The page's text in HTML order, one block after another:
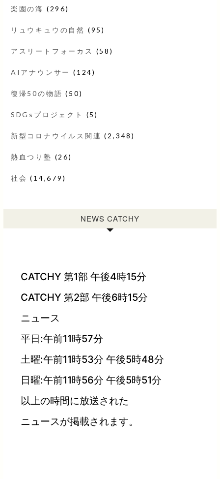
楽園の海 (296)
リュウキュウの自然 (95)
アスリートフォーカス (58)
AIアナウンサー (124)
復帰50の物語 (50)
SDGsプロジェクト (5)
新型コロナウイルス関連 (2,348)
熱血つり塾 (26)
社会 (14,679)
NEWS CATCHY
CATCHY 第1部 午後4時15分
CATCHY 第2部 午後6時15分
ニュース
平日:午前11時57分
土曜:午前11時53分 午後5時48分
日曜:午前11時56分 午後5時51分
以上の時間に放送された
ニュースが掲載されます。